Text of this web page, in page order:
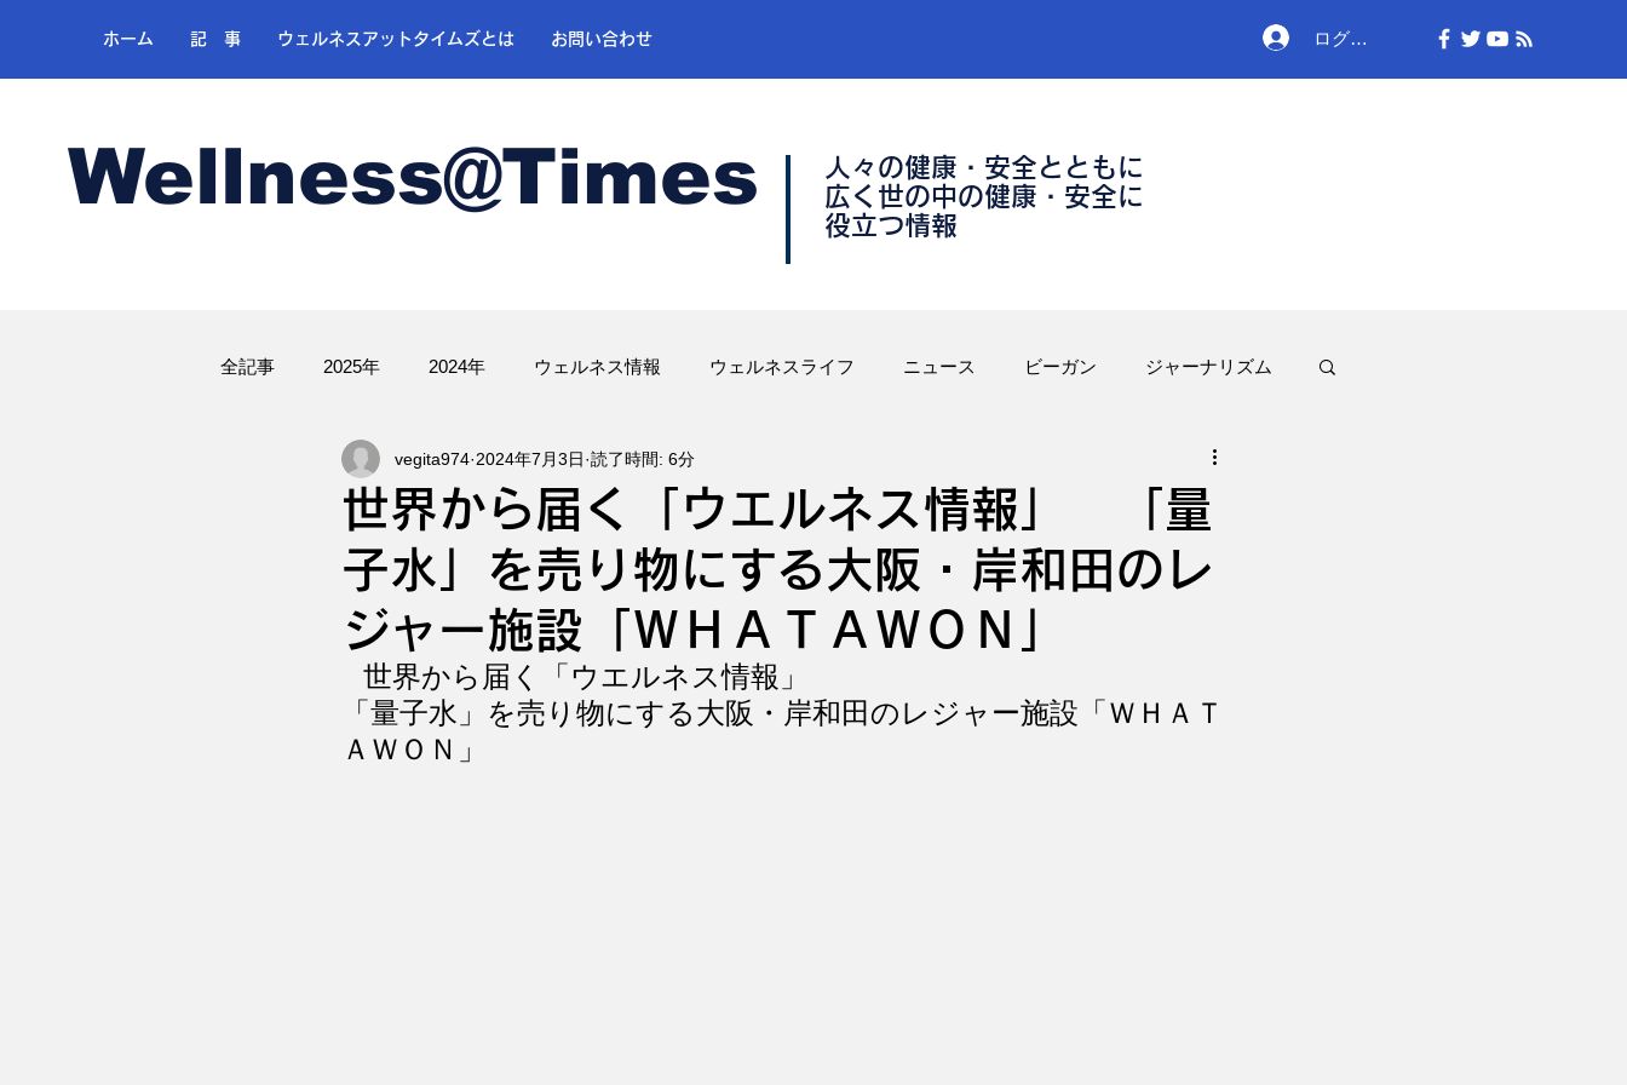
ホーム 記 事 ウェルネスアットタイムズとは お問い合わせ ログイン
Wellness@Times
人々の健康・安全とともに
​広く世の中の健康・安全に
​役立つ情報
全記事 2025年 2024年 ウェルネス情報 ウェルネスライフ ニュース ビーガン ジャーナリズム
世界から届く「ウエルネス情報」 「量
子水」を売り物にする大阪・岸和田のレ
ジャー施設「ＷＨＡＴＡＷＯＮ」
vegita974 2024年7月3日 読了時間: 6分
世界から届く「ウエルネス情報」
「量子水」を売り物にする大阪・岸和田のレジャー施設「ＷＨＡＴ
ＡＷＯＮ」